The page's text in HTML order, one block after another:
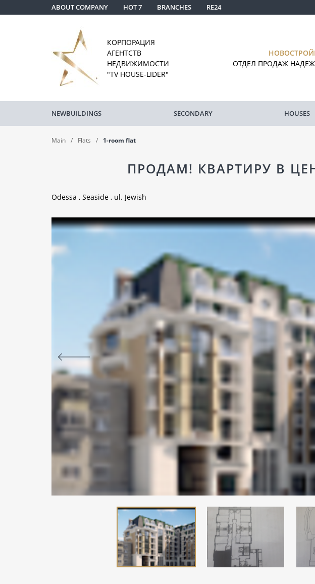
ABOUT COMPANY HOT 7 BRANCHES RE24
КОРПОРАЦИЯ
АГЕНТСТВ
НЕДВИЖИМОСТИ
"TV HOUSE-LIDER"
ОТДЕЛ ПРОДАЖ
NEWBUILDINGS SECONDARY HOUSES
Main Flats 1-room flat
ПРОДАМ! КВАРТИРУ В
Odessa , Seaside , ul. Jewish